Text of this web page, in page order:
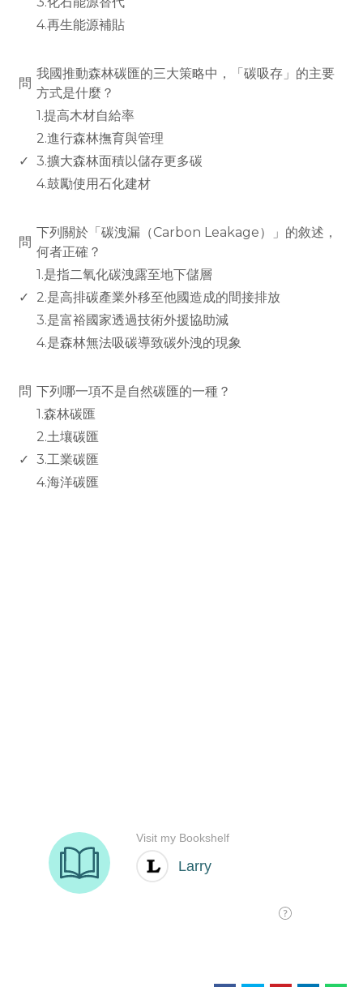
4.再生能源補貼
問
我國推動森林碳匯的三大策略中，「碳吸存」的主要
方式是什麼？
1.提高木材自給率
2.進行森林撫育與管理
✓ 3.擴大森林面積以儲存更多碳
4.鼓勵使用石化建材
問
下列關於「碳洩漏（Carbon Leakage）」的敘述，
何者正確？
1.是指二氧化碳洩露至地下儲層
✓
2.是高排碳產業外移至他國造成的間接排放
3.是富裕國家透過技術外援協助減
4.是森林無法吸碳導致碳外洩的現象
問 下列哪一項不是自然碳匯的一種？
1.森林碳匯
2.土壤碳匯
✓ 3.工業碳匯
4.海洋碳匯